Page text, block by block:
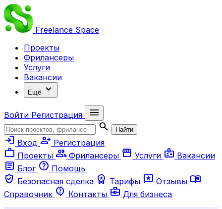
Freelance Space
Проекты
Фрилансеры
Услуги
Вакансии
Ещё expand_more
Войти Регистрация
menu
search
Найти
login Вход person_add Регистрация
work Проекты group Фрилансеры storefront Услуги badge Вакансии
article Блог help Помощь
verified_user Безопасная сделка workspace_premium Тарифы reviews Отзывы menu_book
Справочник contact_support Контакты business_center Для бизнеса